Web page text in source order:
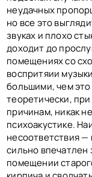
неудачных
но все это
звуках и плохо
доходит до
помещениях со
воспритяии
большими, чем
теоретически,
причинам, никак
психоакустике.
несоответствия —
сильно впечатлен
помещении